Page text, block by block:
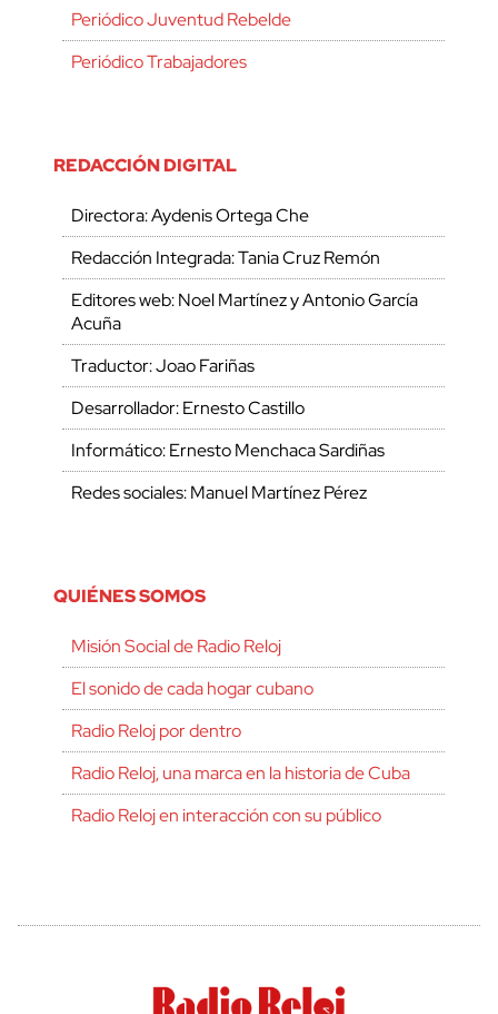
Periódico Juventud Rebelde
Periódico Trabajadores
REDACCIÓN DIGITAL
Directora: Aydenis Ortega Che
Redacción Integrada: Tania Cruz Remón
Editores web: Noel Martínez y Antonio García
Acuña
Traductor: Joao Fariñas
Desarrollador: Ernesto Castillo
Informático: Ernesto Menchaca Sardiñas
Redes sociales: Manuel Martínez Pérez
QUIÉNES SOMOS
Misión Social de Radio Reloj
El sonido de cada hogar cubano
Radio Reloj por dentro
Radio Reloj, una marca en la historia de Cuba
Radio Reloj en interacción con su público